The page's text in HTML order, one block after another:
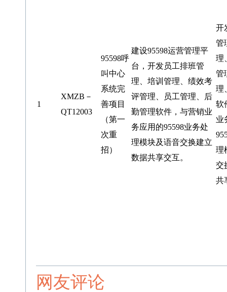
1
XMZB－
QT12003
95598呼
叫中心
系统完
善项目
（第一
次重
招）
建设95598运营管理平
台，开发员工排班管
理、培训管理、绩效考
评管理、员工管理、后
勤管理软件，与营销业
务应用的95598业务处
理模块及语音交换建立
数据共享交互。
开
管
理
管
理
软
业
理
交
共
网友评论